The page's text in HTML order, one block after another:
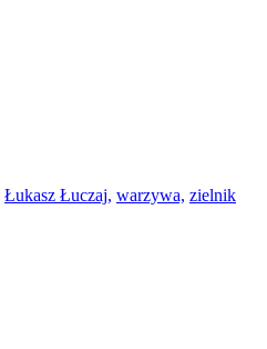
Łukasz Łuczaj, warzywa, zielnik